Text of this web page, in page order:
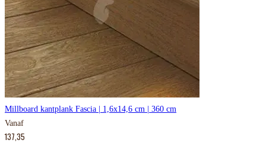
Millboard kantplank Fascia | 1,6x14,6 cm | 360 cm
Vanaf
137,35